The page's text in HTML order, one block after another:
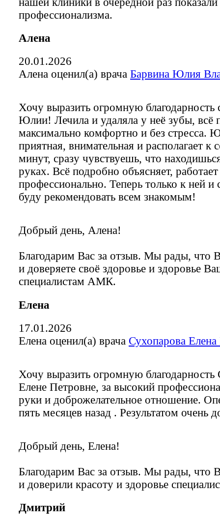
профессионализма.
Алена
20.01.2026
Алена оценил(а) врача Барвина Юлия
Хочу выразить огромную благодарность
Юлии! Лечила и удаляла у неё зубы, всё
максимально комфортно и без стресса.
приятная, внимательная и располагает к
минут, сразу чувствуешь, что
руках. Всё подробно объясняет,
профессионально. Теперь только к ней и
буду рекомендовать всем знакомым!
Добрый день, Алена!
Благодарим Вас за отзыв. Мы рады, что
и доверяете своё здоровье и здоровье
специалистам АМК.
Елена
17.01.2026
Елена оценил(а) врача Сухопарова
Хочу выразить огромную благодарность
Елене Петровне, за высокий
руки и доброжелательное отношение.
пять месяцев назад . Результатом очень
Добрый день, Елена!
Благодарим Вас за отзыв. Мы рады, что
и доверили красоту и здоровье
Дмитрий